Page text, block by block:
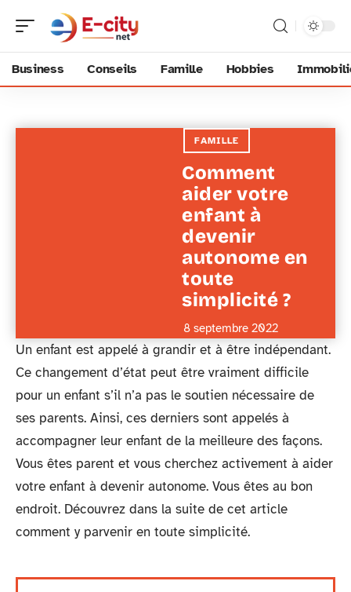
Business Conseils Famille Hobbies
FAMILLE
Comment
aider votre
enfant à
devenir
autonome en
toute
simplicité ?
8 septembre 2022
Un enfant est appelé à grandir et à être indépendant.
Ce changement d’état peut être vraiment difficile
pour un enfant s’il n’a pas le soutien nécessaire de
ses parents. Ainsi, ces derniers sont appelés à
accompagner leur enfant de la meilleure des façons.
Vous êtes parent et vous cherchez activement à aider
votre enfant à devenir autonome. Vous êtes au bon
endroit. Découvrez dans la suite de cet article
comment y parvenir en toute simplicité.